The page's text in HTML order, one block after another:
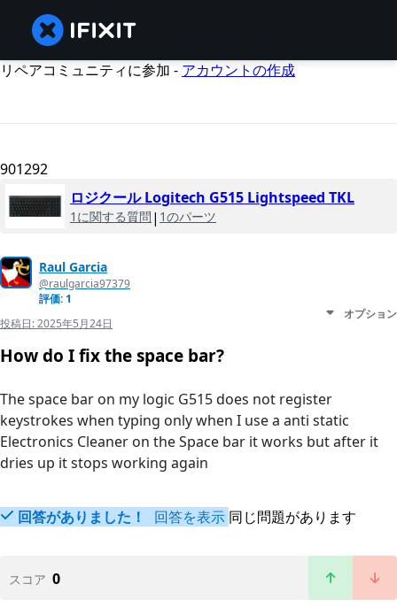
リペアコミュニティに参加 - アカウントの作成
901292
ロジクール Logitech G515 Lightspeed TKL
1に関する質問 | 1のパーツ
Raul Garcia
@raulgarcia97379
評価: 1
投稿日:2025年5月24日
オプション
How do I fix the space bar?
The space bar on my logic G515 does not register
keystrokes when typing only when I use a anti static
Electronics Cleaner on the Space bar it works but after it
dries up it stops working again
回答がありました！ 回答を表示 同じ問題があります
スコア 0